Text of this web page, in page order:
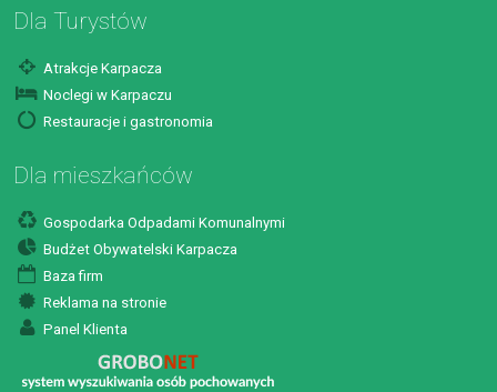
Dla Turystów
Atrakcje Karpacza
Noclegi w Karpaczu
Restauracje i gastronomia
Dla mieszkańców
Gospodarka Odpadami Komunalnymi
Budżet Obywatelski Karpacza
Baza firm
Reklama na stronie
Panel Klienta